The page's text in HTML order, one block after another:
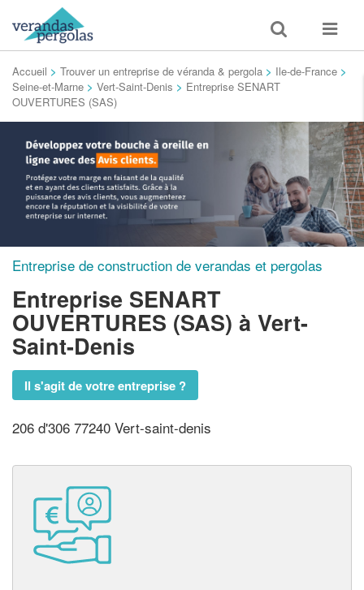
Toggle
search
Toggle
Accueil > Trouver un entreprise de véranda & pergola > Ile-de-France >
Seine-et-Marne > Vert-Saint-Denis > Entreprise SENART
OUVERTURES (SAS)
Entreprise de construction de verandas et pergolas
Entreprise SENART
OUVERTURES (SAS) à Vert-
Saint-Denis
Il s'agit de votre entreprise ?
206 d'306 77240 Vert-saint-denis